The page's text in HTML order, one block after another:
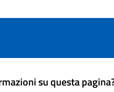
su questa